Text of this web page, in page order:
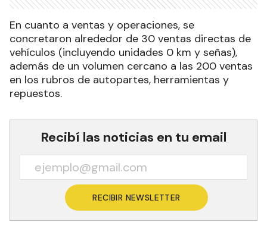
En cuanto a ventas y operaciones, se
concretaron alrededor de 30 ventas directas de
vehículos (incluyendo unidades 0 km y señas),
además de un volumen cercano a las 200 ventas
en los rubros de autopartes, herramientas y
repuestos.
Recibí las noticias en tu email
RECIBIR NEWSLETTER